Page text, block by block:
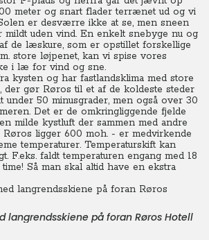
meter og snart flader terrænet ud og vi
er desværre ikke at se, men sneen
uden vind. En enkelt snebyge nu og
de læskure, som er opstillet forskellige
store løjpenet, kan vi spise vores
i læ for vind og sne.
kysten og har fastlandsklima med store
der gør Røros til et af de koldeste steder
under 50 minusgrader, men også over 30
Det er de omkringliggende fjelde
milde kystluft der sammen med andre
ligger 600 moh. - er medvirkende
temperaturer. Temperaturskift kan
F.eks. faldt temperaturen engang med 18
Så man skal altid have en ekstra
langrendsskiene på foran Røros Hotell